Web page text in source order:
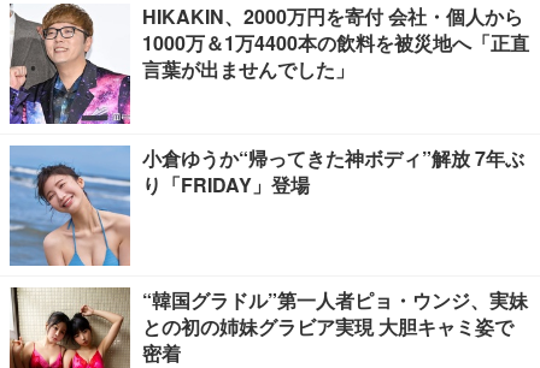
HIKAKIN、2000万円を寄付 会社・個人から
1000万＆1万4400本の飲料を被災地へ「正直
言葉が出ませんでした」
小倉ゆうか“帰ってきた神ボディ”解放 7年ぶ
り「FRIDAY」登場
“韓国グラドル”第一人者ピョ・ウンジ、実妹
との初の姉妹グラビア実現 大胆キャミ姿で
密着